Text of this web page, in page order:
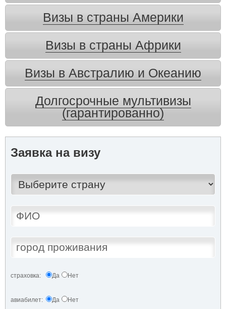
Визы в страны Америки
Визы в страны Африки
Визы в Австралию и Океанию
Долгосрочные мультивизы
(гарантированно)
Заявка на визу
страховка: Да Нет
авиабилет: Да Нет